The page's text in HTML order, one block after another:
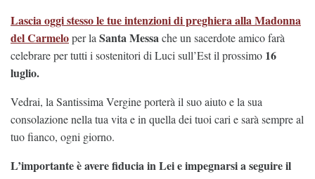
Lascia oggi stesso le tueintenzioni di preghiera alla Madonna
del Carmeloper la Santa Messache un sacerdote amico farà
celebrare per tutti i sostenitori di Luci sull’Est il prossimo 16
luglio.
Vedrai, la Santissima Vergine porterà il suo aiuto e la sua
consolazione nella tua vita e in quella dei tuoi cari e sarà sempre al
tuo fianco, ogni giorno.
L’importante è avere fiducia in Lei e impegnarsi a seguire il